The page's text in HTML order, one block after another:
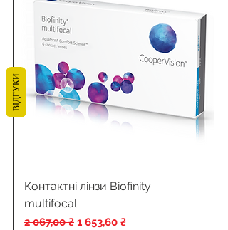
Контактні лінзи Biofinity
multifocal
Звичайна ціна
2 067,00 ₴ За розпродажем
1 653,60 ₴
ВІДГУКИ